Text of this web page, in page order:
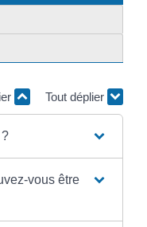
Tout déplier
vous être